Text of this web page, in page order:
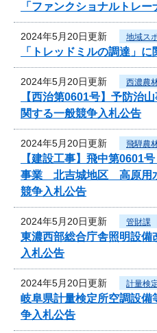
「ファンクショナルトレ
2024年5月20日更新 地域ス
「トレッドミルの調達」
2024年5月20日更新 西濃農
【西治第0601号】予防治
関する一般競争入札公告
2024年5月20日更新 飛騨農
【建設工事】飛中第0601
事業 北吉城地区 高原用
競争入札公告
2024年5月20日更新 管財課
東濃西部総合庁舎照明設
入札公告
2024年5月20日更新 計量検
岐阜県計量検定所空調設
争入札公告